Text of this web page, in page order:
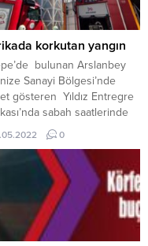
korkutan yangın
bulunan Arslanbey
Sanayi Bölgesi’nde
gösteren Yıldız Entregre
sabah saatlerinde
patlama sonrası yangın
Fabrikanın üretim kısmında
buhar kazanında
patlama sonrası çıkan
görenler hemen 112 Acil
Merkezine ihbarda bulundu.
ihbar üzerine bölgeye çok
itfaiye ekibi ile birlikte
0